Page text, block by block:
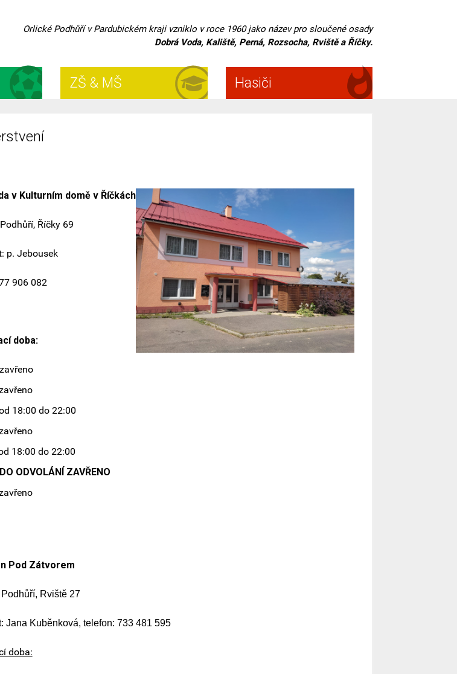
Orlické Podhůří v Pardubickém kraji vzniklo v roce 1960 jako název pro sloučené osady
Dobrá Voda, Kaliště, Perná, Rozsocha, Rviště a Říčky.
ZŠ & MŠ Hasiči
v Kulturním domě v Říčkách
Říčky 69
p. Jebousek
906 082
doba:
18:00 do 22:00
18:00 do 22:00
DO ODVOLÁNÍ ZAVŘENO
Pod Zátvorem
Rviště 27
Jana Kuběnková, telefon: 733 481 595
doba: